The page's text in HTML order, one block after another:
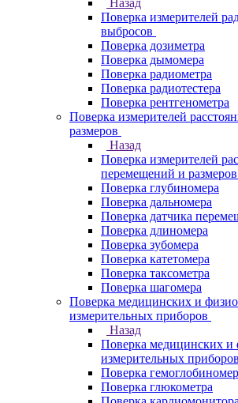
Назад
Поверка измерителей
выбросов
Поверка дозиметра
Поверка дымомера
Поверка радиометра
Поверка радиотестера
Поверка рентгенометра
Поверка измерителей
размеров
Назад
Поверка измерителей
перемещений и размеров
Поверка глубиномера
Поверка дальномера
Поверка датчика
Поверка длиномера
Поверка зубомера
Поверка катетомера
Поверка таксометра
Поверка шагомера
Поверка медицинских и
измерительных приборов
Назад
Поверка медицинских и
измерительных приборов
Поверка
Поверка глюкометра